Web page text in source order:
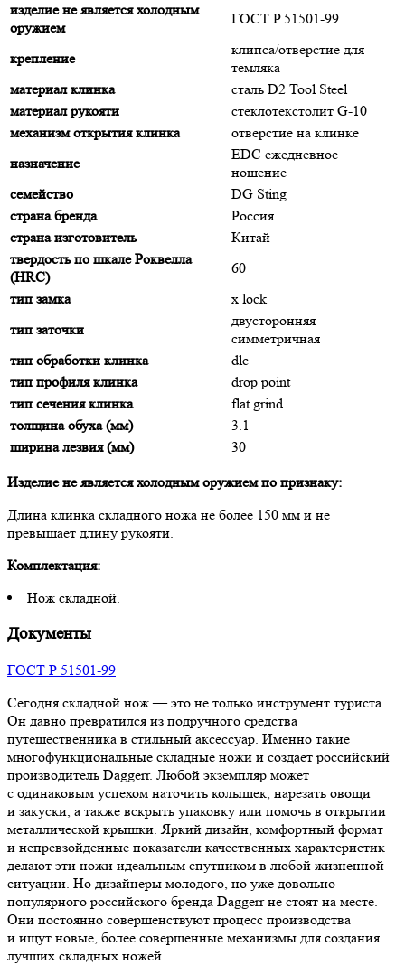
изделие не является холодным
оружием
ГОСТ P 51501-99
крепление
клипса/отверстие для
темляка
материал клинка
сталь D2 Tool Steel
материал рукояти
стеклотекстолит G-10
механизм открытия клинка
отверстие на клинке
назначение
EDC ежедневное
ношение
семейство
DG Sting
страна бренда
Россия
страна изготовитель
Китай
твердость по шкале Роквелла
(HRC)
60
тип замка
x lock
тип заточки
двусторонняя
симметричная
тип обработки клинка
dlc
тип профиля клинка
drop point
тип сечения клинка
flat grind
толщина обуха (мм)
3.1
ширина лезвия (мм)
30
Изделие не является холодным оружием по признаку:
Длина клинка складного ножа не более 150 мм и не
превышает длину рукояти.
Комплектация:
Нож складной.
Документы
ГОСТ Р 51501-99
Сегодня складной нож — это не только инструмент туриста.
Он давно превратился из подручного средства
путешественника в стильный аксессуар. Именно такие
многофункциональные складные ножи и создает российский
производитель Daggerr. Любой экземпляр может
с одинаковым успехом наточить колышек, нарезать овощи
и закуски, а также вскрыть упаковку или помочь в открытии
металлической крышки. Яркий дизайн, комфортный формат
и непревзойденные показатели качественных характеристик
делают эти ножи идеальным спутником в любой жизненной
ситуации. Но дизайнеры молодого, но уже довольно
популярного российского бренда Daggerr не стоят на месте.
Они постоянно совершенствуют процесс производства
и ищут новые, более совершенные механизмы для создания
лучших складных ножей.